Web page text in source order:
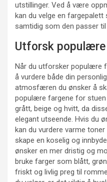
utstillinger. Ved å være
kan du velge en
samtidig som den passer
Utforsk
Når du utforsker populære
å vurdere både din
atmosfæren du ønsker å
populære fargene for
grått, beige og hvitt, da
elegant utseende. Hvis du
kan du vurdere varme
skape en koselig og
ønsker en mer dristig og
bruke farger som blått,
friskt og livlig preg til